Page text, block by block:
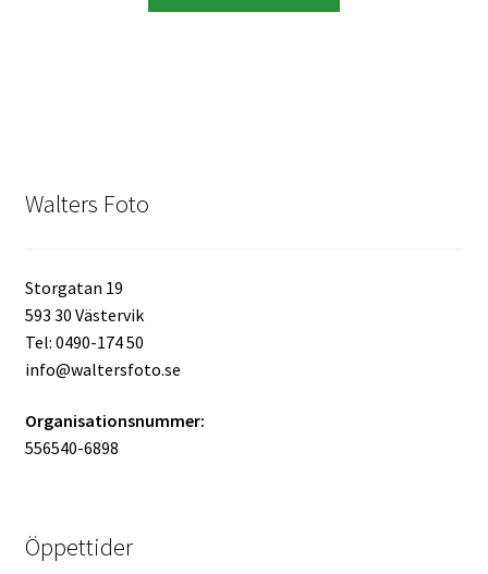
Mitt konto
Varukorg
Walters Bloggen
Walters Foto
Storgatan 19
593 30 Västervik
Tel: 0490-174 50
info@waltersfoto.se
Organisationsnummer:
556540-6898
Öppettider